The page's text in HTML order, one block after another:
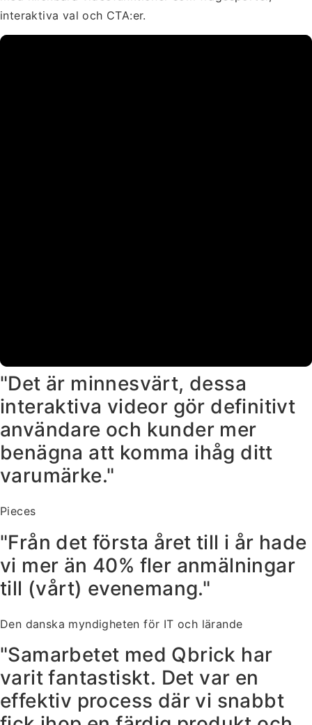
interaktiva val och CTA:er.
"Det är minnesvärt, dessa
interaktiva videor gör definitivt
användare och kunder mer
benägna att komma ihåg ditt
varumärke."
Pieces
"Från det första året till i år hade
vi mer än 40% fler anmälningar
till (vårt) evenemang."
Den danska myndigheten för IT och lärande
"Samarbetet med Qbrick har
varit fantastiskt. Det var en
effektiv process där vi snabbt